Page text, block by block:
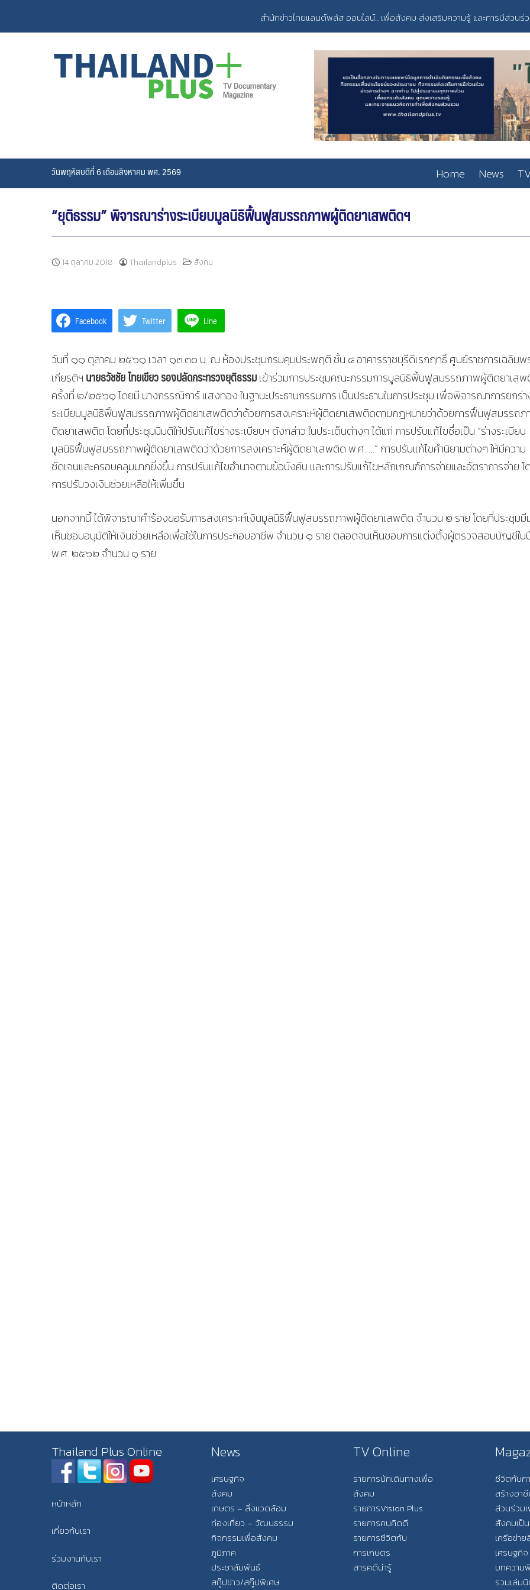
content
สำนักข่าวไทยแลนด์พลัส ออนไลน์... เพื่อสังคม ส่งเสริมความรู้ และการมีส่วนร่
วันพฤหัสบดีที่ 6 เดือนสิงหาคม พศ. 2569 Home News
“ยุติธรรม” พิจารณาร่างระเบียบมูลนิธิฟื้นฟูสมรรถภาพผู้ติดยาเสพติดฯ
14 ตุลาคม 2018 Thailandplus สังคม
Facebook Twitter Line
วันที่ ๑๑ ตุลาคม ๒๕๖๑ เวลา ๑๓.๓๐ น. ณ ห้องประชุมกรมคุมประพฤติ ชั้น ๔ อาคารราชบุรีดิเรกฤทธิ์ ศูนย์ราชการเฉลิมพ
เกียรติฯ นายธวัชชัย ไทยเขียว รองปลัดกระทรวงยุติธรรมเข้าร่วมการประชุมคณะกรรมการมูลนิธิฟื้นฟูสมรรถภาพผู้ติดยาเส
ครั้งที่ ๒/๒๕๖๑ โดยมี นางกรรณิการ์ แสงทอง ในฐานะประธานกรรมการ เป็นประธานในการประชุม เพื่อพิจารณาการยกร่
ระเบียบมูลนิธิฟื้นฟูสมรรถภาพผู้ติดยาเสพติดว่าด้วยการสงเคราะห์ผู้ติดยาเสพติดตามกฎหมายว่าด้วยการฟื้นฟูสมรรถ
ติดยาเสพติด โดยที่ประชุมมีมติให้ปรับแก้ไขร่างระเบียบฯ ดังกล่าว ในประเด็นต่างๆ ได้แก่ การปรับแก้ไขชื่อเป็น “ร่างระเบียบ
มูลนิธิฟื้นฟูสมรรถภาพผู้ติดยาเสพติดว่าด้วยการสงเคราะห์ผู้ติดยาเสพติด พ.ศ. …” การปรับแก้ไขคำนิยามต่างๆ ให้มีความ
ชัดเจนและครอบคลุมมากยิ่งขึ้น การปรับแก้ไขอำนาจตามข้อบังคับ และการปรับแก้ไขหลักเกณฑ์การจ่ายและอัตราการจ่าย โ
การปรับวงเงินช่วยเหลือให้เพิ่มขึ้น
นอกจากนี้ ได้พิจารณาคำร้องขอรับการสงเคราะห์เงินมูลนิธิฟื้นฟูสมรรถภาพผู้ติดยาเสพติด จำนวน ๒ ราย โดยที่ประชุม
เห็นชอบอนุมัติให้เงินช่วยเหลือเพื่อใช้ในการประกอบอาชีพ จำนวน ๑ ราย ตลอดจนเห็นชอบการแต่งตั้งผู้ตรวจสอบบัญชีใน
พ.ศ. ๒๕๖๒ จำนวน ๑ ราย
Thailand Plus Online
หน้าหลัก
เกี่ยวกับเรา
ร่วมงานกับเรา
ติดต่อเรา
News
เศรษฐกิจ
สังคม
เกษตร – สิ่งแวดล้อม
ท่องเที่ยว – วัฒนธรรม
กิจกรรมเพื่อสังคม
ภูมิภาค
ประชาสัมพันธ์
สกู๊ปข่าว/สกู๊ปพิเศษ
TV Online
รายการนักเดินทางเพื่อ
สังคม
รายการVision Plus
รายการคนคิดดี
รายการชีวิตกับ
การเกษตร
สารคดีน่ารู้
ชีวิตกับก
สร้างอา
ส่วนร่วม
สังคมเป็
เครือข่าย
เศรษฐกิ
บทความ
รวมเล่ม